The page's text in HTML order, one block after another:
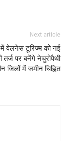
Next article
वेलनेस टूरिज्म को नई
तर्ज पर बनेंगे नेचुरोपैथी
जिलों में जमीन चिह्नित